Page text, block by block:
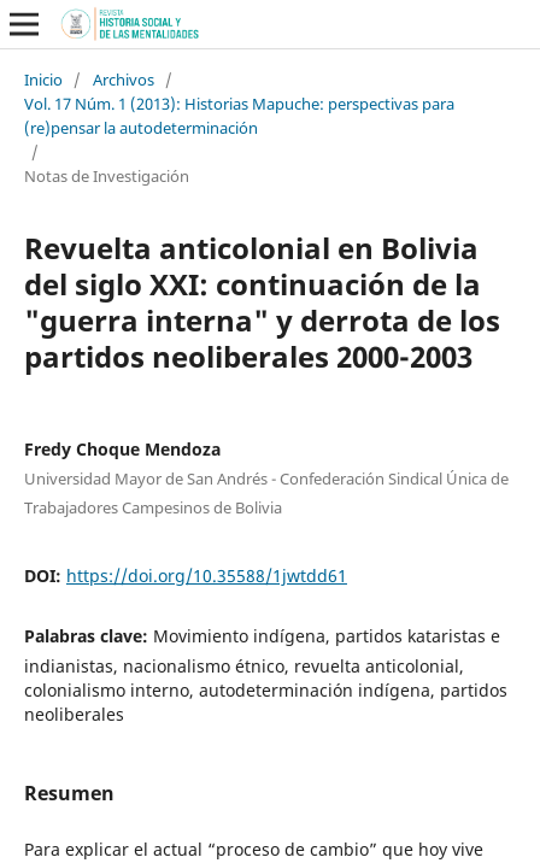
Inicio / Archivos /
Vol. 17 Núm. 1 (2013): Historias Mapuche: perspectivas para
(re)pensar la autodeterminación
/
Notas de Investigación
Revuelta anticolonial en Bolivia
del siglo XXI: continuación de la
"guerra interna" y derrota de los
partidos neoliberales 2000-2003
Fredy Choque Mendoza
Universidad Mayor de San Andrés - Confederación Sindical Única de
Trabajadores Campesinos de Bolivia
DOI: https://doi.org/10.35588/1jwtdd61
Palabras clave: Movimiento indígena, partidos kataristas e
indianistas, nacionalismo étnico, revuelta anticolonial,
colonialismo interno, autodeterminación indígena, partidos
neoliberales
Resumen
Para explicar el actual “proceso de cambio” que hoy vive